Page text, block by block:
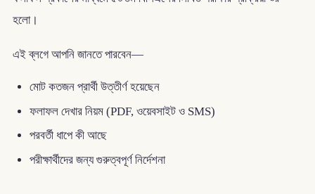
হলো।
এই ব্লগে আপনি জানতে পারবেন—
মোট কতজন প্রার্থী উত্তীর্ণ হয়েছেন
ফলাফল দেখার নিয়ম (PDF, ওয়েবসাইট ও SMS)
পরবর্তী ধাপে কী আছে
পরীক্ষার্থীদের জন্য গুরুত্বপূর্ণ নির্দেশনা